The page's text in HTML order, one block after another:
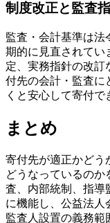
制度改正と監査
監査・会計基準は法
期的に見直されてい
定、実務指針の改訂
付先の会計・監査に
くと安心して寄付で
まとめ
寄付先が適正かどう
どうなっているのか
査、内部統制、指導
に機能し、公益法人
監査人設置の義務範